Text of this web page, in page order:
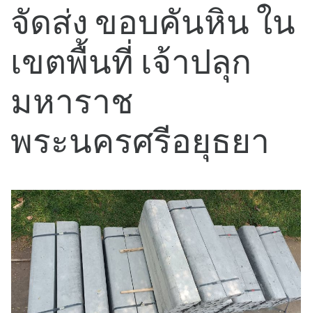
จัดส่ง ขอบคันหิน ใน
เขตพื้นที่ เจ้าปลุก
มหาราช
พระนครศรีอยุธยา